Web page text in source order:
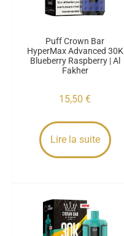
Puff Crown Bar
HyperMax Advanced 30K
Blueberry Raspberry | Al
Fakher
15,50 €
Lire la suite